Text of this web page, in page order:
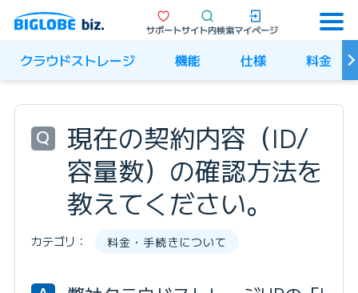
サポートサイト内検索マイページ
クラウドストレージ 機能 仕様 料金
Q
現在の契約内容（ID/
容量数）の確認方法を
教えてください。
カテゴリ： 料金・手続きについて